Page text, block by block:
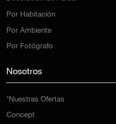
Por Habitación
Por Ambiente
Por Fotógrafo
Nosotros
*Nuestras Ofertas
Concept